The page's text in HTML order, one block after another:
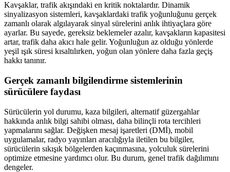
Kavşaklar, trafik akışındaki en kritik noktalardır. Dinamik
sinyalizasyon sistemleri, kavşaklardaki trafik yoğunluğunu gerçek
zamanlı olarak algılayarak sinyal sürelerini anlık ihtiyaçlara göre
ayarlar. Bu sayede, gereksiz beklemeler azalır, kavşakların kapasitesi
artar, trafik daha akıcı hale gelir. Yoğunluğun az olduğu yönlerde
yeşil ışık süresi kısaltılırken, yoğun olan yönlere daha fazla geçiş
hakkı tanınır.
Gerçek zamanlı bilgilendirme sistemlerinin
sürücülere faydası
Sürücülerin yol durumu, kaza bilgileri, alternatif güzergahlar
hakkında anlık bilgi sahibi olması, daha bilinçli rota tercihleri
yapmalarını sağlar. Değişken mesaj işaretleri (DMİ), mobil
uygulamalar, radyo yayınları aracılığıyla iletilen bu bilgiler,
sürücülerin sıkışık bölgelerden kaçınmasına, yolculuk sürelerini
optimize etmesine yardımcı olur. Bu durum, genel trafik dağılımını
dengeler.